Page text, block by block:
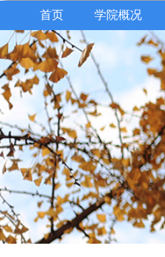
首页 学院概况